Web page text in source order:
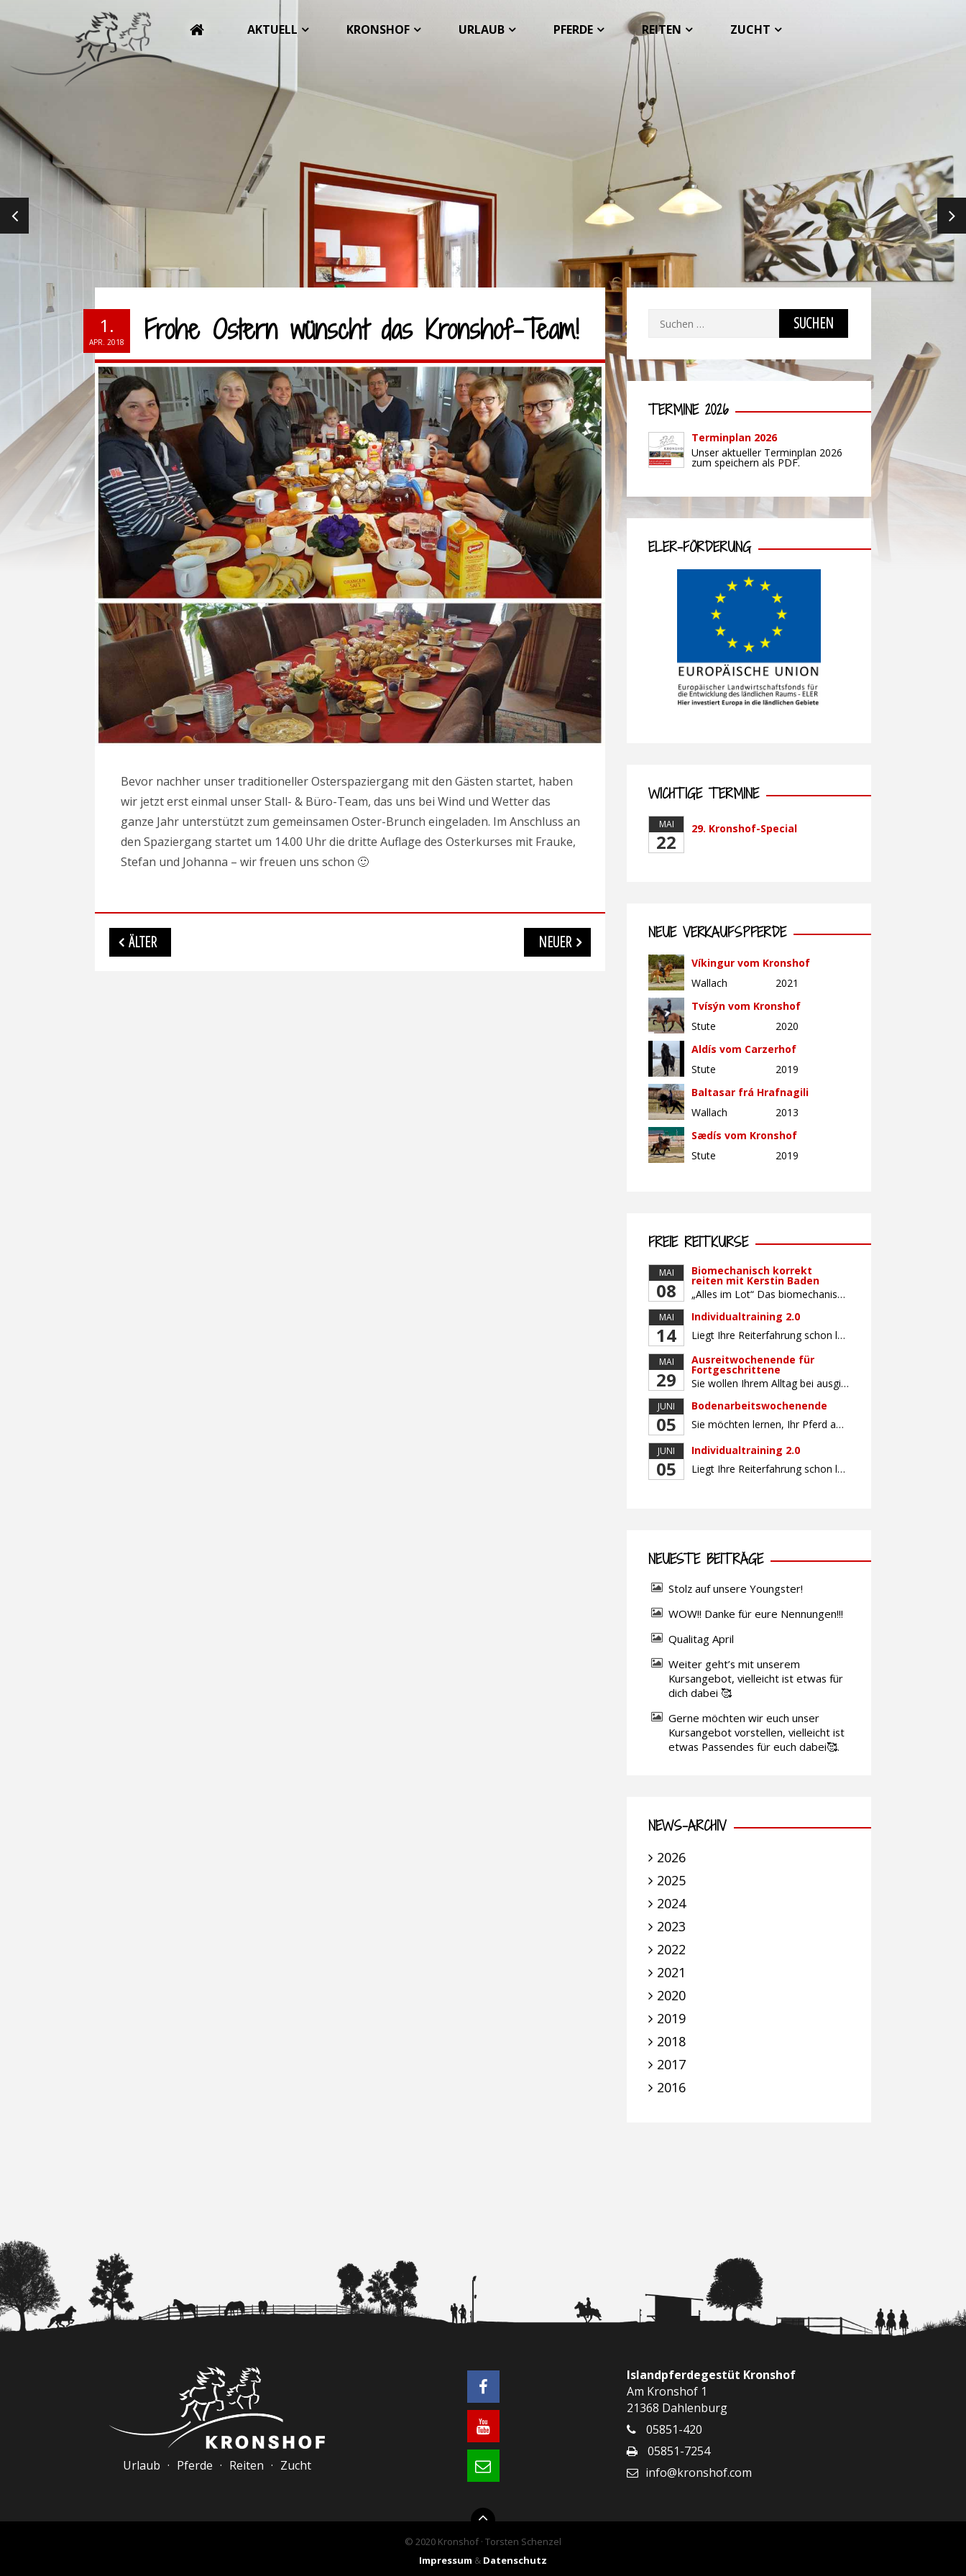
AKTUELL KRONSHOF URLAUB PFERDE REITEN ZUCHT
1.
APR. 2018 Frohe Ostern wünscht das Kronshof-Team!
Bevor nachher unser traditioneller Osterspaziergang mit den Gästen startet, haben
wir jetzt erst einmal unser Stall- & Büro-Team, das uns bei Wind und Wetter das
ganze Jahr unterstützt zum gemeinsamen Oster-Brunch eingeladen. Im Anschluss an
den Spaziergang startet um 14.00 Uhr die dritte Auflage des Osterkurses mit Frauke,
Stefan und Johanna – wir freuen uns schon 🙂
Beitragsnavigation
ÄLTER NEUER
Suchen
TERMINE 2026
Terminplan 2026
Unser aktueller Terminplan 2026
zum speichern als PDF.
ELER-FÖRDERUNG
WICHTIGE TERMINE
MAI
22
29. Kronshof-Special
NEUE VERKAUFSPFERDE
Víkingur vom Kronshof
Wallach
2021
Tvísýn vom Kronshof
Stute
2020
Aldís vom Carzerhof
Stute
2019
Baltasar frá Hrafnagili
Wallach
2013
Sædís vom Kronshof
Stute
2019
FREIE REITKURSE
MAI
08
Biomechanisch korrekt
reiten mit Kerstin Baden
„Alles im Lot“ Das biomechanisch korrekte Reiten vereint viele wichtige Erkenntnisse der Reitkunst und der Physiologie von Pferd und Reiter miteinander. Ziel ist die größtmögliche Symmetrie des Reiters, denn erst wenn „alles im Lot“ ist, kann das Pferd den Reiter ausbalanciert und losgelassen tragen. Dafür muss der Reiter lernen, die Reaktionen seines Pferdes auf seinen […]
MAI
14
Individualtraining 2.0
Liegt Ihre Reiterfahrung schon länger zurück oder fühlen Sie sich noch nicht richtig fit? Oder sind Sie bereits ein sicherer Reiter und freuen sich auf weiterführenden Unterricht? Training für Reiter:innen mit unterschiedlicher Reiterfahrung, auf die Wünsche und Kenntnisse des Einzelnen abgestimmt. Ein abwechslungsreiches Programm mit individuellem Reitunterricht mit unterschiedlichen Schwerpunkten und für Fortgeschrittene auch mit […]
MAI
29
Ausreitwochenende für
Fortgeschrittene
Sie wollen Ihrem Alltag bei ausgiebigen Ritten durch unser wunderschönes Gelände entfliehen? Dann ist das Ausreitwochenende genau das Richtige. Geübte und sichere Reiter und Reiterinnen genießen die herrliche Natur unter erfahrener Rittführung. Teilnahme mit Leih- oder eigenem Pferd möglich. Mindestteilnehmerzahl: 5 Personen
JUNI
05
Bodenarbeitswochenende
Sie möchten lernen, Ihr Pferd am Boden gezielt zu gymnastizieren und durch feine Kommunikation zu führen? Dieser Kurs vermittelt, wie gezieltes und korrektes Longieren zur gymnastizierenden Arbeit mit dem Pferd beitragen. Wir arbeiten mit Hilfe eines Kappzaums – ohne Ausbinder oder andere Hilfszügel. Im Mittelpunkt stehen feine Kommunikation, klare Körpersprache und präzise Hilfengebung mit dem […]
JUNI
05
Individualtraining 2.0
Liegt Ihre Reiterfahrung schon länger zurück oder fühlen Sie sich noch nicht richtig fit? Oder sind Sie bereits ein sicherer Reiter und freuen sich auf weiterführenden Unterricht? Training für Reiter:innen mit unterschiedlicher Reiterfahrung, auf die Wünsche und Kenntnisse des Einzelnen abgestimmt. Ein abwechslungsreiches Programm mit individuellem Reitunterricht und für Fortgeschrittene auch mit Gangtraining findet in […]
NEUESTE BEITRÄGE
Stolz auf unsere Youngster!
WOW!! Danke für eure Nennungen!!!
Qualitag April
Weiter geht’s mit unserem
Kursangebot, vielleicht ist etwas für
dich dabei 🥰
Gerne möchten wir euch unser
Kursangebot vorstellen, vielleicht ist
etwas Passendes für euch dabei🥰.
NEWS-ARCHIV
2026
2025
2024
2023
2022
2021
2020
2019
2018
2017
2016
Urlaub · Pferde · Reiten · Zucht
Islandpferdegestüt Kronshof
Am Kronshof 1
21368 Dahlenburg
05851-420
05851-7254
info@kronshof.com
© 2020 Kronshof · Torsten Schenzel
Impressum & Datenschutz